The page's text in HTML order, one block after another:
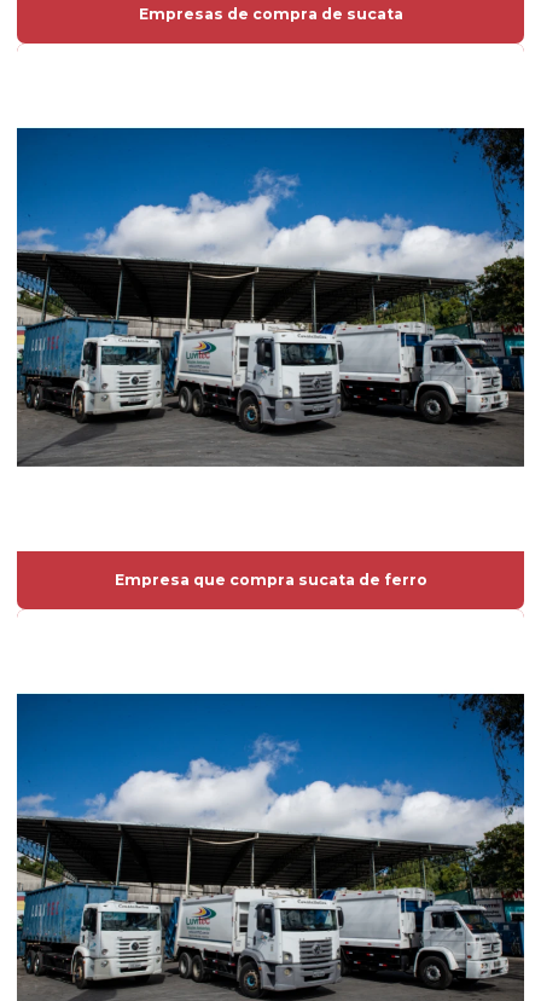
Empresas de compra de sucata
Empresa que compra sucata de ferro